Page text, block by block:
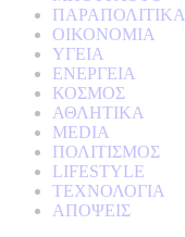
ΠΑΡΑΠΟΛΙΤΙΚΑ
ΟΙΚΟΝΟΜΙΑ
ΥΓΕΙΑ
ΕΝΕΡΓΕΙΑ
ΚΟΣΜΟΣ
ΑΘΛΗΤΙΚΑ
MEDIA
ΠΟΛΙΤΙΣΜΟΣ
LIFESTYLE
ΤΕΧΝΟΛΟΓΙΑ
ΑΠΟΨΕΙΣ